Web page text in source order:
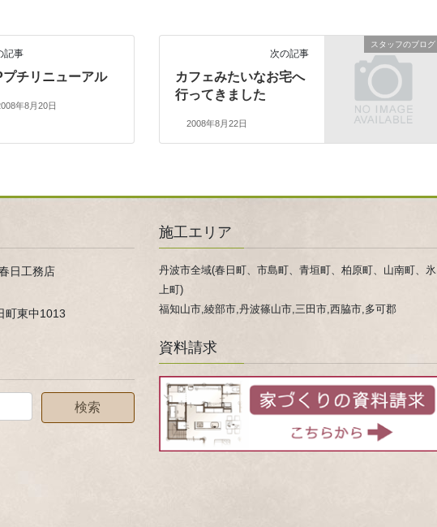
記事
プチリニューアル
年8月20日
スタッフのブログ
次の記事
カフェみたいなお宅へ
行ってきました
2008年8月22日
日工務店
町東中1013
施工エリア
丹波市全域(春日町、市島町、青垣町、柏原町、山南町、氷
上町)
福知山市,綾部市,丹波篠山市,三田市,西脇市,多可郡
資料請求